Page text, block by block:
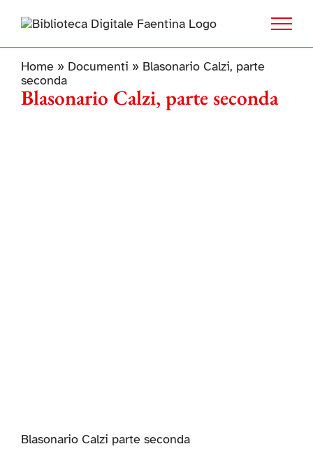
Home» Documenti » Blasonario Calzi, parte
seconda
Blasonario Calzi, parte seconda
Blasonario Calzi parte seconda